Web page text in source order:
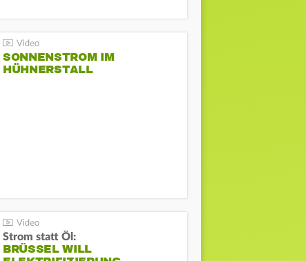
SONNENSTROM IM
HÜHNERSTALL
Strom statt Öl:
BRÜSSEL WILL